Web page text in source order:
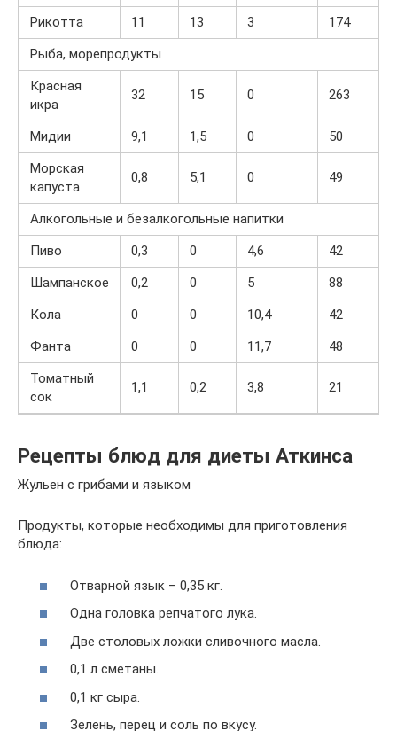
Рикотта
11 13 3
174
Рыба, морепродукты
Красная
икра
32 15 0 263
Мидии 9,1 1,5 0
50
Морская
капуста
0,8 5,1 0 49
Алкогольные и безалкогольные напитки
Пиво
0,3 0 4,6
42
Шампанское
0,2 0 5
88
Кола
0 0 10,4
42
Фанта
0 0 11,7
48
Томатный
сок
1,1 0,2 3,8 21
Рецепты блюд для диеты Аткинса
Жульен с грибами и языком
Продукты, которые необходимы для приготовления
блюда:
Отварной язык – 0,35 кг.
Одна головка репчатого лука.
Две столовых ложки сливочного масла.
0,1 л сметаны.
0,1 кг сыра.
Зелень, перец и соль по вкусу.